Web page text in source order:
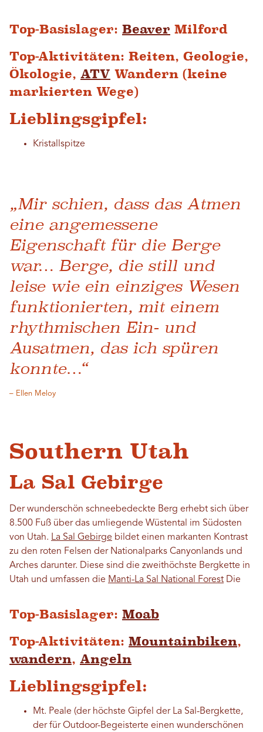
Top-Basislager: Beaver Milford
Top-Aktivitäten: Reiten, Geologie,
Ökologie, ATV Wandern (keine
markierten Wege)
Lieblingsgipfel:
Kristallspitze
„Mir schien, dass das Atmen
eine angemessene
Eigenschaft für die Berge
war… Berge, die still und
leise wie ein einziges Wesen
funktionierten, mit einem
rhythmischen Ein- und
Ausatmen, das ich spüren
konnte…“
– Ellen Meloy
Southern Utah
La Sal Gebirge
Der wunderschön schneebedeckte Berg erhebt sich über
8.500 Fuß über das umliegende Wüstental im Südosten
von Utah. La Sal Gebirge bildet einen markanten Kontrast
zu den roten Felsen der Nationalparks Canyonlands und
Arches darunter. Diese sind die zweithöchste Bergkette in
Utah und umfassen die Manti-La Sal National Forest Die
Top-Basislager: Moab
Top-Aktivitäten: Mountainbiken,
wandern, Angeln
Lieblingsgipfel:
Mt. Peale (der höchste Gipfel der La Sal-Bergkette,
der für Outdoor-Begeisterte einen wunderschönen